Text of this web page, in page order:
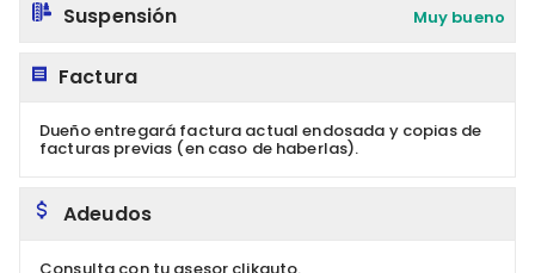
Suspensión Muy bueno
Factura
Dueño entregará factura actual endosada y copias de
facturas previas (en caso de haberlas).
Adeudos